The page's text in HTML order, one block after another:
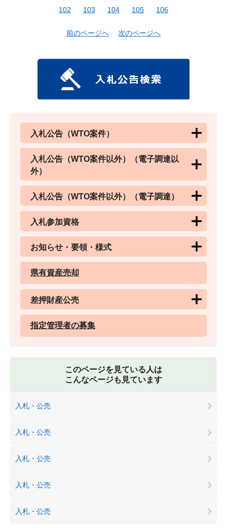
102
103 104 105 106
前のページへ 次のページへ
入札公告（WTO案件）
入札公告（WTO案件以外）（電子調達以
外）
入札公告（WTO案件以外）（電子調達）
入札参加資格
お知らせ・要領・様式
県有資産売却
差押財産公売
指定管理者の募集
このページを見ている人は
こんなページも見ています
入札・公売
入札・公売
入札・公売
入札・公売
入札・公売